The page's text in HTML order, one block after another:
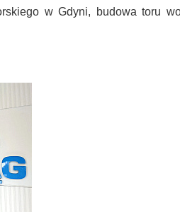
w Gdyni, budowa toru